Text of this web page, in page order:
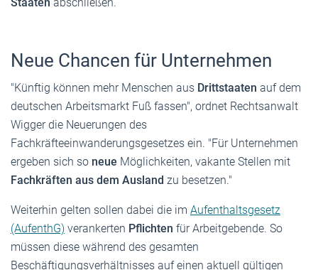
Neue Chancen für Unternehmen
"Künftig können mehr Menschen aus Drittstaaten auf dem
deutschen Arbeitsmarkt Fuß fassen", ordnet Rechtsanwalt
Wigger die Neuerungen des
Fachkräfteeinwanderungsgesetzes ein. "Für Unternehmen
ergeben sich so neue Möglichkeiten, vakante Stellen mit
Fachkräften aus dem Ausland zu besetzen."
Weiterhin gelten sollen dabei die im Aufenthaltsgesetz
(AufenthG) verankerten Pflichten für Arbeitgebende. So
müssen diese während des gesamten
Beschäftigungsverhältnisses auf einen aktuell gültigen